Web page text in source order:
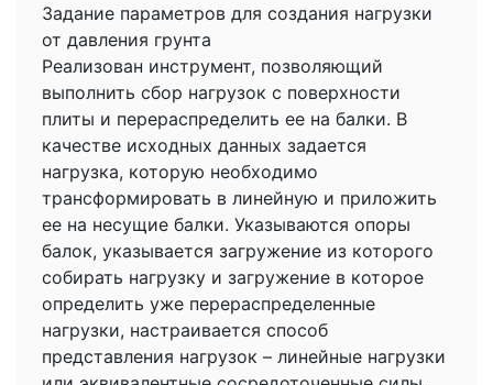
Задание параметров для создания нагрузки
от давления грунта
Реализован инструмент, позволяющий
выполнить сбор нагрузок с поверхности
плиты и перераспределить ее на балки. В
качестве исходных данных задается
нагрузка, которую необходимо
трансформировать в линейную и приложить
ее на несущие балки. Указываются опоры
балок, указывается загружение из которого
собирать нагрузку и загружение в которое
определить уже перераспределенные
нагрузки, настраивается способ
представления нагрузок – линейные нагрузки